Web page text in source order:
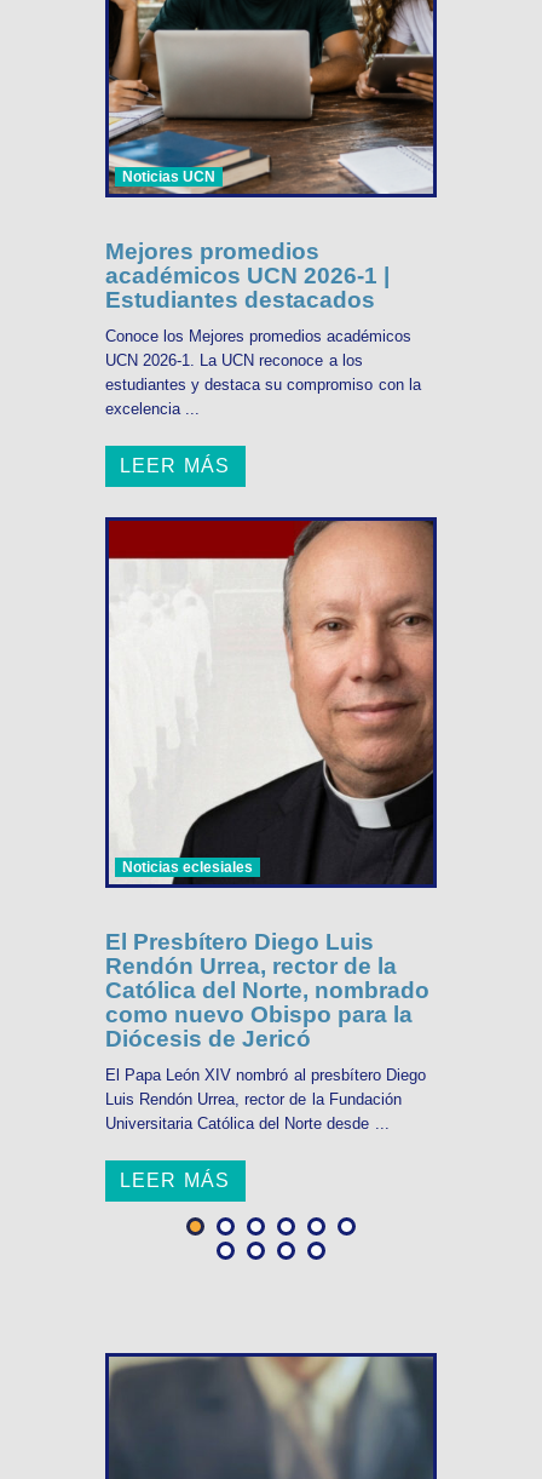
Noticias UCN
Mejores promedios
académicos UCN 2026-1 |
Estudiantes destacados
Conoce los Mejores promedios académicos
UCN 2026-1. La UCN reconoce a los
estudiantes y destaca su compromiso con la
excelencia ...
LEER MÁS
Noticias eclesiales
El Presbítero Diego Luis
Rendón Urrea, rector de la
Católica del Norte, nombrado
como nuevo Obispo para la
Diócesis de Jericó
El Papa León XIV nombró al presbítero Diego
Luis Rendón Urrea, rector de la Fundación
Universitaria Católica del Norte desde ...
LEER MÁS